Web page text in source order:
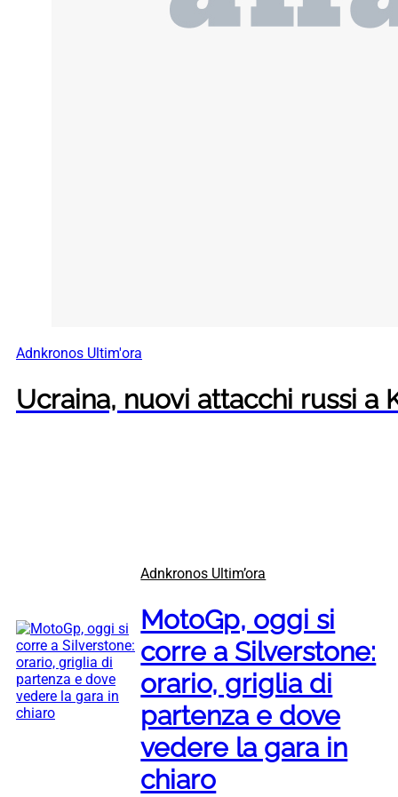
Adnkronos Ultim'ora
Ucraina, nuovi attacchi russi a
Adnkronos Ultim’ora
MotoGp, oggi si
corre a Silverstone:
orario, griglia di
partenza e dove
vedere la gara in
chiaro